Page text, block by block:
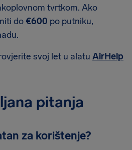
tvrtkom. Ako
do €600 po putniku,
svoj let u alatu AirHelp
pitanja
za korištenje?